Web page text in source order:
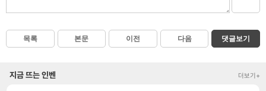
목록 본문 이전 다음 댓글보기
지금 뜨는 인벤 더보기+